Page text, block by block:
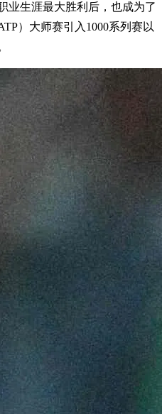
业生涯最大胜利后，也成为了
）大师赛引入1000系列赛以